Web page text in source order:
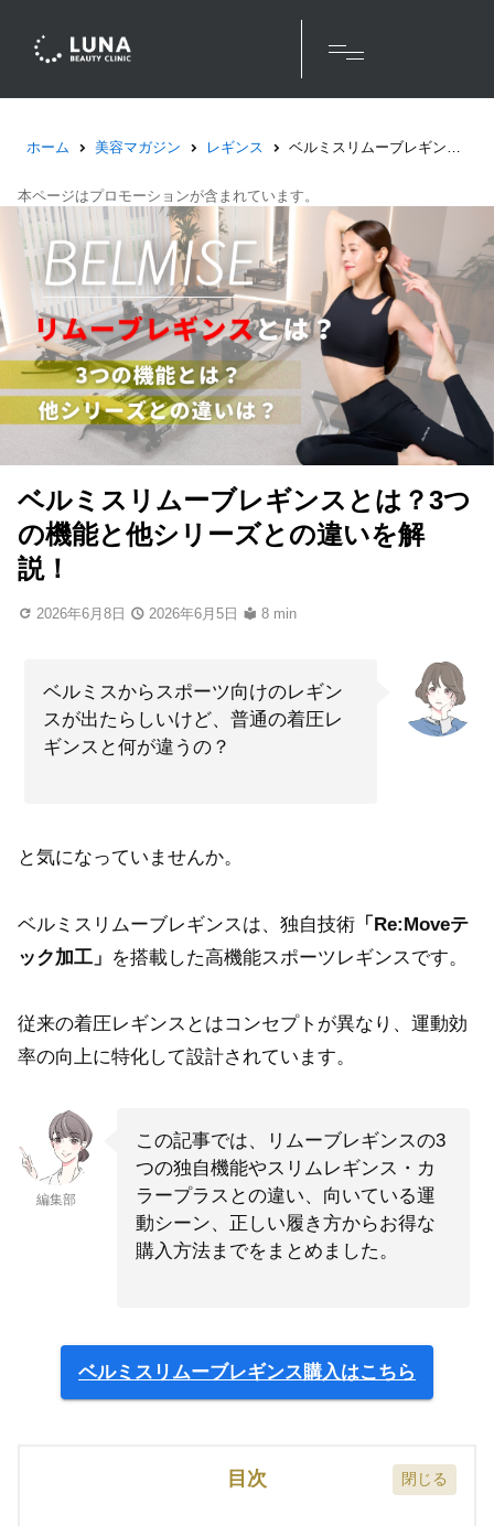
ホーム 美容マガジン レギンス ベルミスリムーブレギンスとは？3つの機能と他シリーズとの違いを解説！
本ページはプロモーションが含まれています。
ベルミスリムーブレギンスとは？3つ
の機能と他シリーズとの違いを解
説！
2026年6月8日 2026年6月5日 8 min
ベルミスからスポーツ向けのレギン
スが出たらしいけど、普通の着圧レ
ギンスと何が違うの？
と気になっていませんか。
ベルミスリムーブレギンスは、独自技術 「Re:Moveテ
ック加工」 を搭載した高機能スポーツレギンスです。
従来の着圧レギンスとはコンセプトが異なり、運動効
率の向上に特化して設計されています。
編集部
この記事では、リムーブレギンスの3
つの独自機能やスリムレギンス・カ
ラープラスとの違い、向いている運
動シーン、正しい履き方からお得な
購入方法までをまとめました。
ベルミスリムーブレギンス購入はこちら
目次